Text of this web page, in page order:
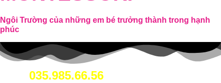
Ngôi Trường của những em bé trưởng thành trong hạnh
phúc
035.985.66.56